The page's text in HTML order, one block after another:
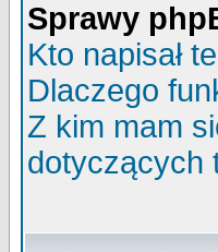
Sprawy
Kto napisał
Dlaczego
Z kim mam
dotyczących